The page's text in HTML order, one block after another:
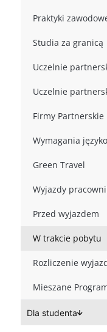
Praktyki
Studia za granicą
Uczelnie
Uczelnie
Firmy Partnerskie
Wymagania
Green Travel
Wyjazdy
Przed wyjazdem
W trakcie pobytu
Rozliczenie
Mieszane
Dla studenta